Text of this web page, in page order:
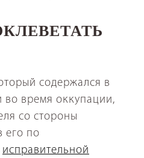
содержался в
время оккупации,
со стороны
его по
исправительной